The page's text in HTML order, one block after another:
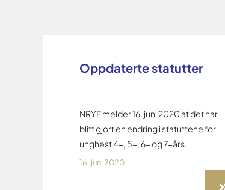
Oppdaterte statutter
NRYF melder 16. juni 2020 at det har
blitt gjort en endring i statuttene for
unghest 4-, 5-, 6- og 7-års.
16. juni 2020